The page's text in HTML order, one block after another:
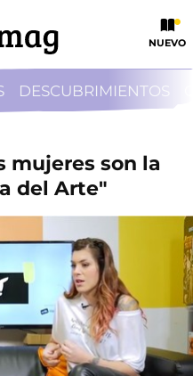
NUEVO
DESCUBRIMIENTOS
mujeres son la
del Arte"